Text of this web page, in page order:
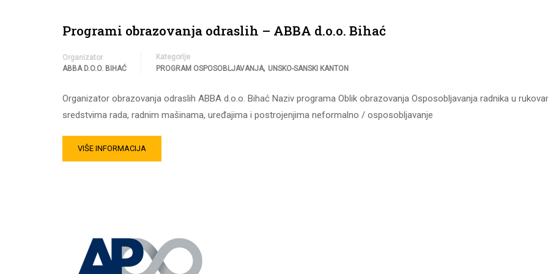
Programi obrazovanja odraslih – ABBA d.o.o. Bihać
Organizator
ABBA D.O.O. BIHAĆ
Kategorije
PROGRAM OSPOSOBLJAVANJA, UNSKO-SANSKI KANTON
Organizator obrazovanja odraslih ABBA d.o.o. Bihać Naziv programa Oblik obrazovanja Osposobljavanja radnika u
sredstvima rada, radnim mašinama, uređajima i postrojenjima neformalno / osposobljavanje
VIŠE INFORMACIJA